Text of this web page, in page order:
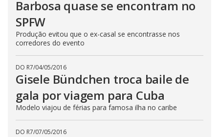
Barbosa quase se encontram no
SPFW
Produção evitou que o ex-casal se encontrasse nos
corredores do evento
DO R7/04/05/2016
Gisele Bündchen troca baile de
gala por viagem para Cuba
Modelo viajou de férias para famosa ilha no caribe
DO R7/07/05/2016